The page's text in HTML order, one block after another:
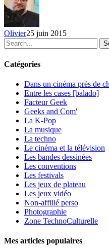
encore
plus
Olivier25 juin 2015
Catégories
Dans un cinéma près de
Entre les cases [balado]
Facteur Geek
Geeks and Com'
La K-Pop
La musique
La techno
Le cinéma et la télévision
Les bandes dessinées
Les conventions
Les festivals
Les jeux de plateau
Les jeux vidéo
Non-affilié perso
Photographie
Zone TechnoCulturelle
Mes articles populaires